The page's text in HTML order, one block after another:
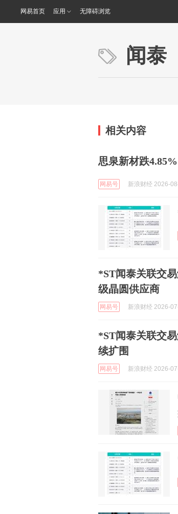
网易首页 应用 无障碍浏览
闻泰
相关内容
思泉新材跌4.85%
网易号 新浪财经 2026-
*ST闻泰关联交
级晶圆供应商
网易号 新浪财经 2026-
*ST闻泰关联交
续扩围
网易号 新浪财经 2026-